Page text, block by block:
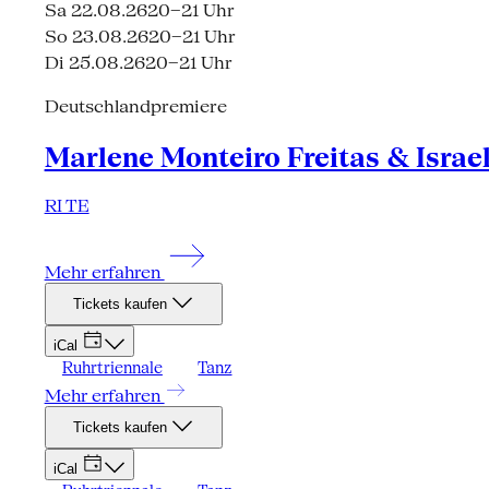
Sa 22.08.2620–21 Uhr
So 23.08.2620–21 Uhr
Di 25.08.2620–21 Uhr
Deutschlandpremiere
Marlene Monteiro Freitas &
RI TE
Mehr erfahren
Tickets kaufen
iCal
Ruhrtriennale Tanz
Mehr erfahren
Tickets kaufen
iCal